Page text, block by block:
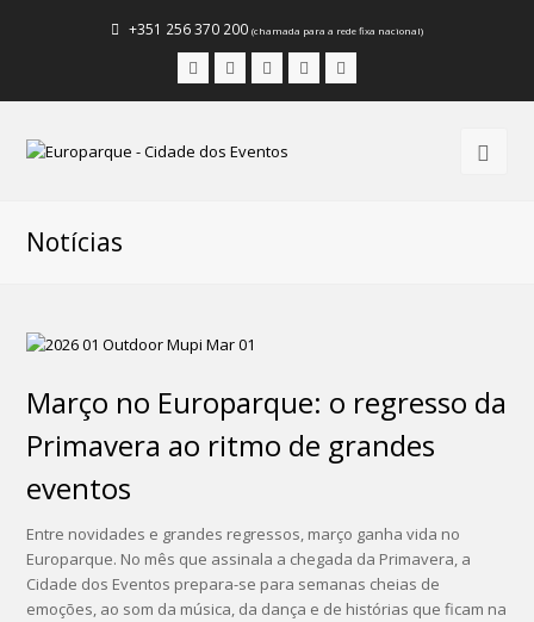
+351 256 370 200 (chamada para a rede fixa nacional)
FacebookInstagram
LinkedInYoutube
Notícias
Março no Europarque: o regresso da
Primavera ao ritmo de grandes
eventos
Entre novidades e grandes regressos, março ganha vida no
Europarque. No mês que assinala a chegada da Primavera, a
Cidade dos Eventos prepara-se para semanas cheias de
emoções, ao som da música, da dança e de histórias que ficam na